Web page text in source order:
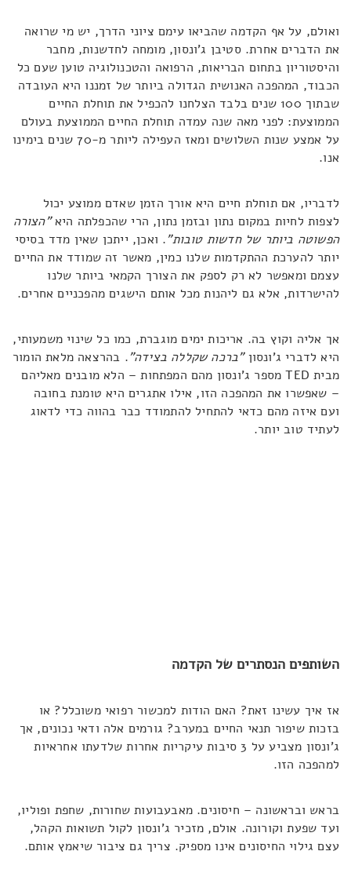
ואולם, על אף הקדמה שהביאו עימם ציוני הדרך, יש מי שרואה
את הדברים אחרת. סטיבן ג'ונסון, מומחה לחדשנות, מחבר
והיסטוריון בתחום הבריאות, הרפואה והטכנולוגיה טוען שעם כל
הכבוד, המהפכה האנושית הגדולה ביותר של זמננו היא העובדה
שבתוך 100 שנים בלבד הצלחנו להכפיל את תוחלת החיים
הממוצעת: לפני מאה שנה עמדה תוחלת החיים הממוצעת בעולם
על אמצע שנות השלושים ומאז העפילה ליותר מ-70 שנים בימינו
אנו.
לדבריו, אם תוחלת חיים היא אורך הזמן שאדם ממוצע יכול
לצפות לחיות במקום נתון ובזמן נתון, הרי שהכפלתה היא"הצורה
הפשוטה ביותר של חדשות טובות". ואכן, ייתכן שאין מדד בסיסי
יותר להערכת ההתקדמות שלנו כמין, מאשר זה שמודד את החיים
עצמם ומאפשר לא רק לספק את הצורך הקמאי ביותר שלנו
להישרדות, אלא גם ליהנות מכל אותם הישגים מהפכניים אחרים.
אך אליה וקוץ בה. אריכות ימים מוגברת, כמו כל שינוי משמעותי,
היא לדברי ג'ונסון"ברכה שקללה בצידה". בהרצאה מלאת הומור
מבית TED מספר ג'ונסון מהם המפתחות – הלא מובנים מאליהם
– שאפשרו את המהפכה הזו, אילו אתגרים היא טומנת בחובה
ועם איזה מהם כדאי להתחיל להתמודד כבר בהווה כדי לדאוג
לעתיד טוב יותר.
השותפים הנסתרים של הקדמה
אז איך עשינו זאת? האם הודות למכשור רפואי משוכלל? או
בזכות שיפור תנאי החיים במערב? גורמים אלה ודאי נכונים, אך
ג'ונסון מצביע על 3 סיבות עיקריות אחרות שלדעתו אחראיות
למהפכה הזו.
בראש ובראשונה – חיסונים. מאבעבועות שחורות, שחפת ופוליו,
ועד שפעת וקורונה. אולם, מזכיר ג'ונסון לקול תשואות הקהל,
עצם גילוי החיסונים אינו מספיק. צריך גם ציבור שיאמץ אותם.